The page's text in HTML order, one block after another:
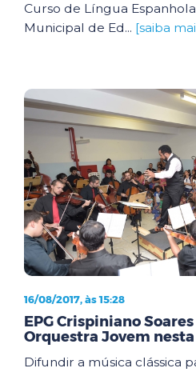
Curso de Língua
Municipal de Ed... [saiba
16/08/2017, às 15:28
EPG Crispiniano
Orquestra Jovem
Difundir a música clássica